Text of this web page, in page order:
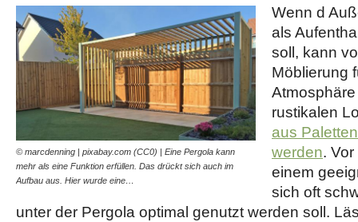
© marcdenning | pixabay.com (CC0) | Eine Pergola kann
mehr als eine Funktion erfüllen. Das drückt sich auch im
Aufbau aus. Hier wurde eine…
Wenn d
als
soll, kann
Möblierung
rustikalen
aus
werden.
einem
sich oft
unter der Pergola optimal genutzt werden soll.